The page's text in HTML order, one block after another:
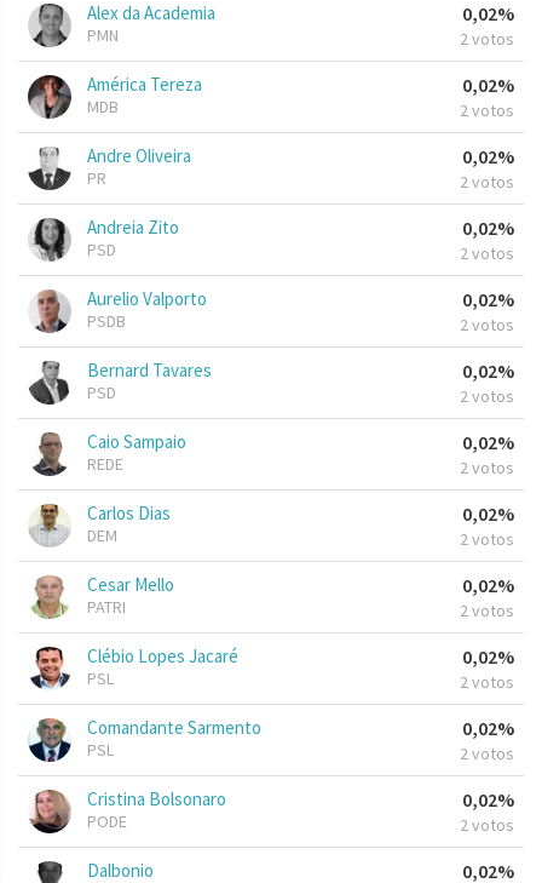
Alex da Academia
PMN
0,02%
2 votos
América Tereza
MDB
0,02%
2 votos
Andre Oliveira
PR
0,02%
2 votos
Andreia Zito
PSD
0,02%
2 votos
Aurelio Valporto
PSDB
0,02%
2 votos
Bernard Tavares
PSD
0,02%
2 votos
Caio Sampaio
REDE
0,02%
2 votos
Carlos Dias
DEM
0,02%
2 votos
Cesar Mello
PATRI
0,02%
2 votos
Clébio Lopes Jacaré
PSL
0,02%
2 votos
Comandante Sarmento
PSL
0,02%
2 votos
Cristina Bolsonaro
PODE
0,02%
2 votos
Dalbonio 0,02%